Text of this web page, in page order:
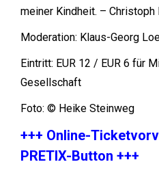
meiner Kindheit. – Christoph
Moderation: Klaus-Georg
Eintritt: EUR 12 / EUR 6 für
Gesellschaft
Foto: © Heike Steinweg
+++ Online-
PRETIX-Button +++